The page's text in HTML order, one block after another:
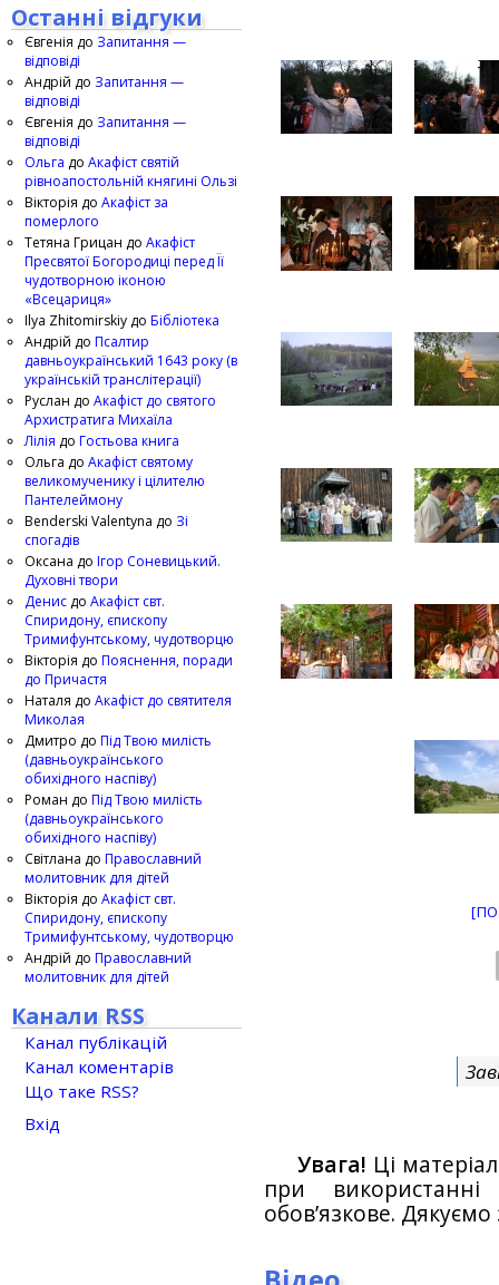
Увага! Ці
при
обов’язкове.
Останні відгуки
Євгенія до Запитання —
відповіді
Андрій до Запитання —
відповіді
Євгенія до Запитання —
відповіді
Ольга до Акафіст святій
рівноапостольній княгині Ользі
Вікторія до Акафіст за
померлого
Тетяна Грицан до Акафіст
Пресвятої Богородиці перед Її
чудотворною іконою
«Всецариця»
Ilya Zhitomirskiy до Бібліотека
Андрій до Псалтир
давньоукраїнський 1643 року (в
українській транслітерації)
Руслан до Акафіст до святого
Архистратига Михаїла
Лілія до Гостьова книга
Ольга до Акафіст святому
великомученику і цілителю
Пантелеймону
Benderski Valentyna до Зі
спогадів
Оксана до Ігор Соневицький.
Духовні твори
Денис до Акафіст свт.
Спиридону, єпископу
Тримифунтському, чудотворцю
Вікторія до Пояснення, поради
до Причастя
Наталя до Акафіст до святителя
Миколая
Дмитро до Під Твою милість
(давньоукраїнського
обихідного наспіву)
Роман до Під Твою милість
(давньоукраїнського
обихідного наспіву)
Світлана до Православний
молитовник для дітей
Вікторія до Акафіст свт.
Спиридону, єпископу
Тримифунтському, чудотворцю
Андрій до Православний
молитовник для дітей
Канали RSS
Канал публікацій
Канал коментарів
Що таке RSS?
Вхід